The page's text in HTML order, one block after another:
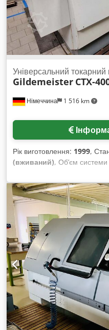
Німеччина 1 516 km
Універсальний
Gildemeister CTX-
Рік виготовлення: 1999,
(вживаний), Об’єм
приблизно 3 л, напруга:
(повільної дії) згідно VDE
напруги при 400 В: +/-10%,
довжина: 3210 мм,
вага: близько 4,6 т, у
Огляд на місці можливий.